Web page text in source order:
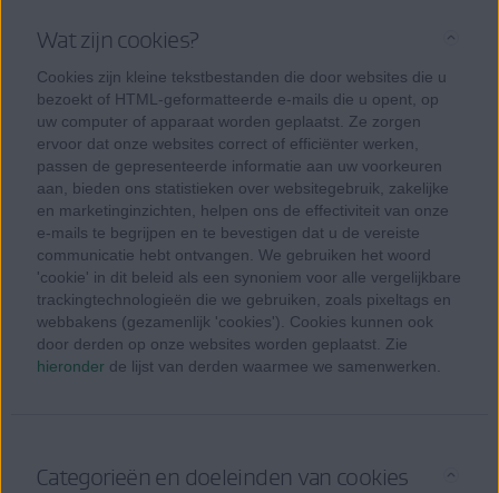
Wat zijn cookies?
Cookies zijn kleine tekstbestanden die door websites die u
bezoekt of HTML-geformatteerde e-mails die u opent, op
uw computer of apparaat worden geplaatst. Ze zorgen
ervoor dat onze websites correct of efficiënter werken,
passen de gepresenteerde informatie aan uw voorkeuren
aan, bieden ons statistieken over websitegebruik, zakelijke
en marketinginzichten, helpen ons de effectiviteit van onze
e-mails te begrijpen en te bevestigen dat u de vereiste
communicatie hebt ontvangen. We gebruiken het woord
'cookie' in dit beleid als een synoniem voor alle vergelijkbare
trackingtechnologieën die we gebruiken, zoals pixeltags en
webbakens (gezamenlijk 'cookies'). Cookies kunnen ook
door derden op onze websites worden geplaatst. Zie
hieronder de lijst van derden waarmee we samenwerken.
Categorieën en doeleinden van cookies